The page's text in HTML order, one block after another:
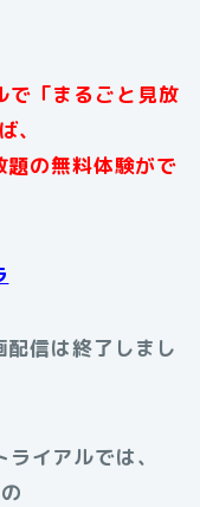
「まるごと見放
、
題の無料体験がで
配信は終了しまし
イアルでは、